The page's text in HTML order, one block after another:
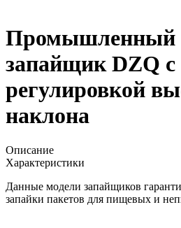
Промышленный
запайщик DZQ с
регулировкой
наклона
Описание
Характеристики
Данные модели запайщиков
запайки пакетов для пищевых и